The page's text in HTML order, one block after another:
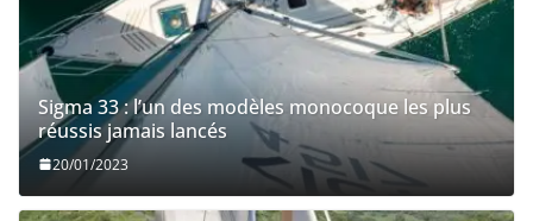
Sigma 33 : l’un des modèles monocoque les plus
réussis jamais lancés
20/01/2023